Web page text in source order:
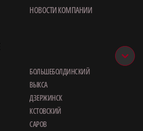
НОВОСТИ КОМПАНИИ
БОЛЬШЕБОЛДИНСКИЙ
ВЫКСА
ДЗЕРЖИНСК
КСТОВСКИЙ
САРОВ